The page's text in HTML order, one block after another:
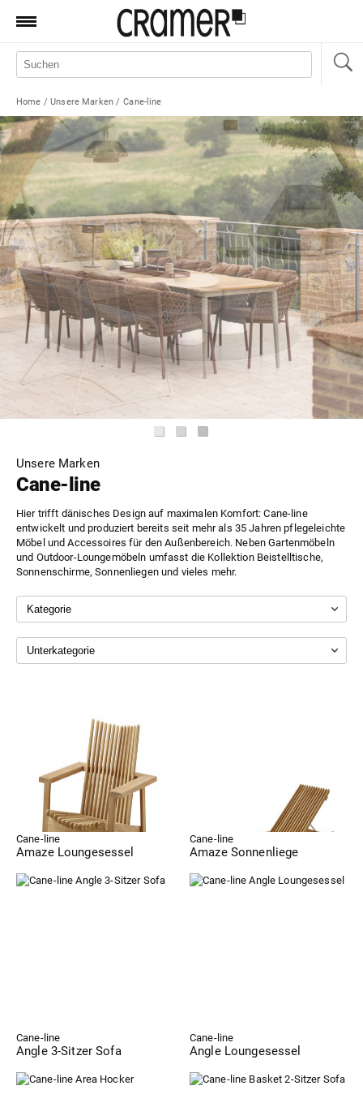
Produkte
Manufaktur
Aktionen
News
Sale
Standorte
Service
Jobs
Shop
Home / Unsere Marken / Cane-line
Unsere Marken
Cane-line
Hier trifft dänisches Design auf maximalen Komfort: Cane-line
entwickelt und produziert bereits seit mehr als 35 Jahren pflegeleichte
Möbel und Accessoires für den Außenbereich. Neben Gartenmöbeln
und Outdoor-Loungemöbeln umfasst die Kollektion Beistelltische,
Sonnenschirme, Sonnenliegen und vieles mehr.
Cane-line
Amaze Loungesessel
Cane-line
Amaze Sonnenliege
Cane-line
Angle 3-Sitzer Sofa
Cane-line
Angle Loungesessel